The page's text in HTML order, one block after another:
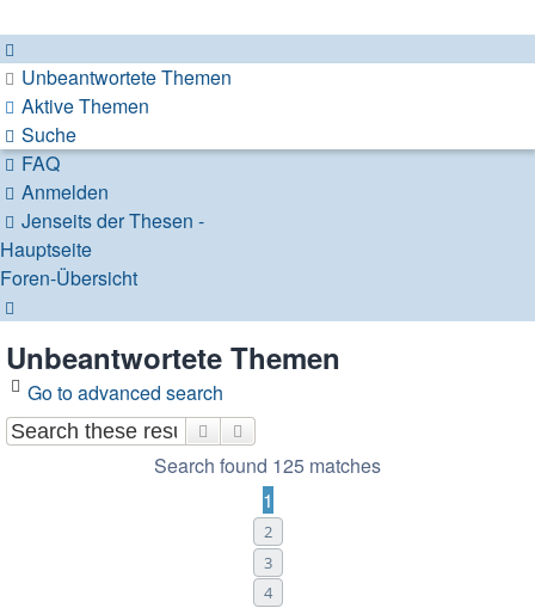
Unbeantwortete Themen
Aktive Themen
Suche
FAQ
Anmelden
Jenseits der Thesen -
Hauptseite
Foren-Übersicht
Unbeantwortete Themen
Go to advanced search
Suche
Search found 125 matches
1
2
3
4